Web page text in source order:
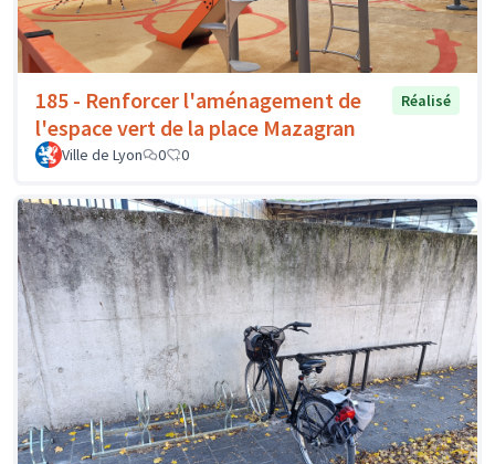
185 - Renforcer l'aménagement de
l'espace vert de la place Mazagran
Réalisé
Ville de Lyon 0 0